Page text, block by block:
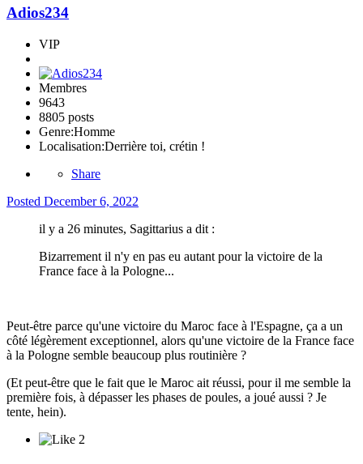
Adios234
VIP
Membres
9643
8805 posts
Genre:Homme
Localisation:Derrière toi, crétin !
Share
Posted December 6, 2022
il y a 26 minutes, Sagittarius a dit :
Bizarrement il n'y en pas eu autant pour la victoire de la
France face à la Pologne...
Peut-être parce qu'une victoire du Maroc face à l'Espagne, ça a un
côté légèrement exceptionnel, alors qu'une victoire de la France face
à la Pologne semble beaucoup plus routinière ?
(Et peut-être que le fait que le Maroc ait réussi, pour il me semble la
première fois, à dépasser les phases de poules, a joué aussi ? Je
tente, hein).
2